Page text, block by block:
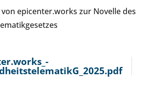
epicenter.works zur Novelle des